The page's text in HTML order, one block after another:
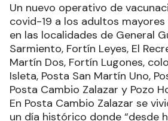
Un nuevo operativo de
covid-19 a los adultos
en las localidades de General
Sarmiento, Fortín Leyes, El
Martín Dos, Fortín Lugones,
Isleta, Posta San Martín Uno,
Posta Cambio Zalazar y Pozo
En Posta Cambio Zalazar se
un día histórico donde “desde